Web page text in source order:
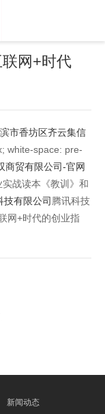
联网+时代
市香坊区齐云集信
white-space: pre-
商贸有限公司-官网
战读本《教训》和
技有限公司 腾讯科技
网+时代的创业指
新闻动态